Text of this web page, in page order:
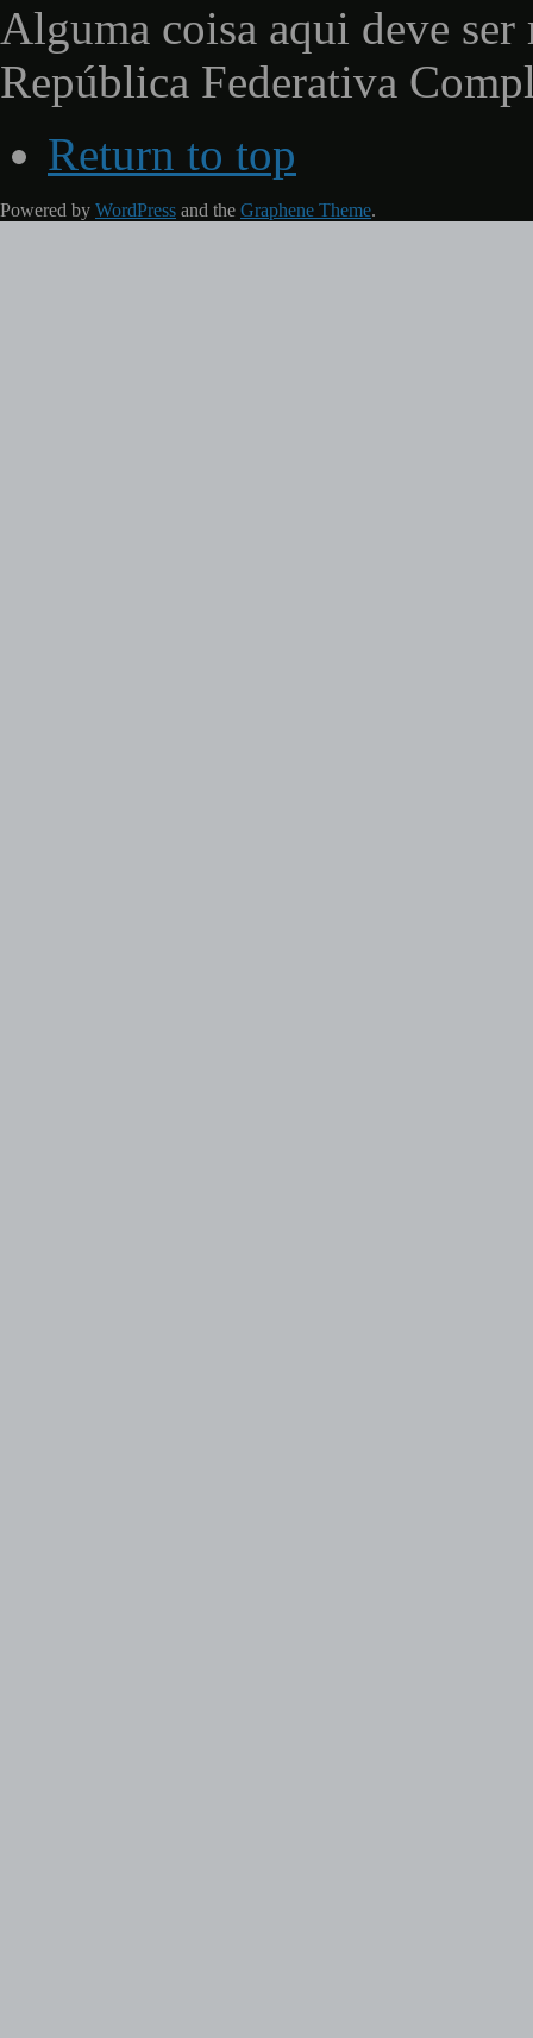
Alguma coisa aqui deve ser
República Federativa
Return to top
Powered by WordPress and the Graphene Theme.